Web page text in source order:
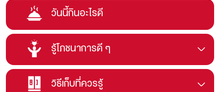
วันนี้กินอะไรดี
รู้โภชนาการดี ๆ
วิธีเก็บที่ควรรู้